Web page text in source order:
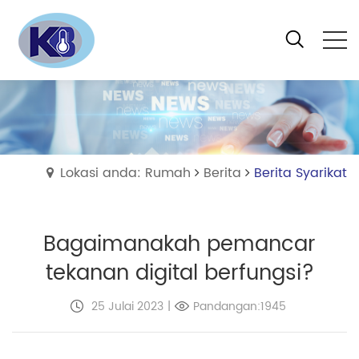
Lokasi anda: Rumah Berita Berita Syarikat
Bagaimanakah pemancar
tekanan digital berfungsi?
25 Julai 2023 | Pandangan:1945